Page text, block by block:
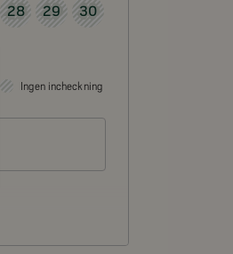
28 29 30
Ingen incheckning